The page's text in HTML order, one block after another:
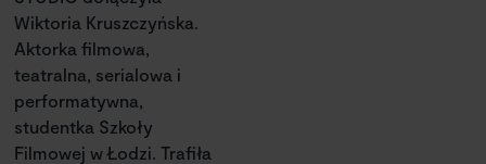
Wiktoria Kruszczyńska.
Aktorka filmowa,
teatralna, serialowa i
performatywna,
studentka Szkoły
Filmowej w Łodzi. Trafiła